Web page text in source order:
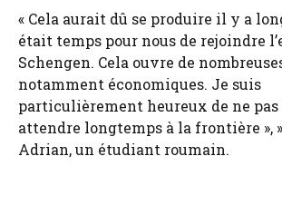
« Cela aurait dû se produire il y a
était temps pour nous de rejoindre
Schengen. Cela ouvre de
notamment économiques. Je suis
particulièrement heureux de ne pas
attendre longtemps à la frontière »,
Adrian, un étudiant roumain.